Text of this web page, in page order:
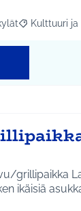
mukaan:
Rajaa
Kulttuuri
grillipaikka
ikäisiä